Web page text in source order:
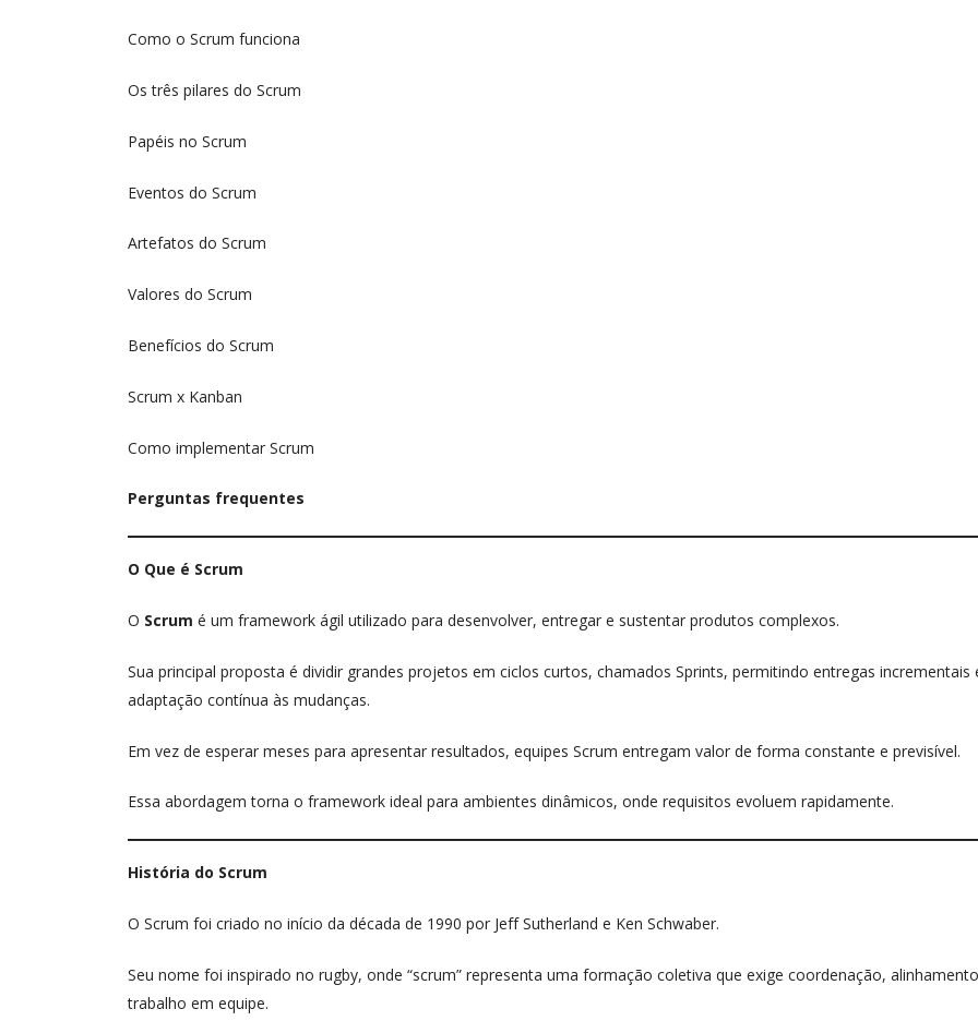
Como o Scrum funciona
Os três pilares do Scrum
Papéis no Scrum
Eventos do Scrum
Artefatos do Scrum
Valores do Scrum
Benefícios do Scrum
Scrum x Kanban
Como implementar Scrum
Perguntas frequentes
O Que é Scrum
O Scrum é um framework ágil utilizado para desenvolver, entregar e sustentar produtos complexos.
Sua principal proposta é dividir grandes projetos em ciclos curtos, chamados Sprints, permitindo entregas incrementais
adaptação contínua às mudanças.
Em vez de esperar meses para apresentar resultados, equipes Scrum entregam valor de forma constante e previsível.
Essa abordagem torna o framework ideal para ambientes dinâmicos, onde requisitos evoluem rapidamente.
História do Scrum
O Scrum foi criado no início da década de 1990 por Jeff Sutherland e Ken Schwaber.
Seu nome foi inspirado no rugby, onde “scrum” representa uma formação coletiva que exige coordenação,
trabalho em equipe.